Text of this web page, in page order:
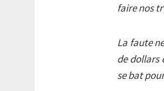
faire nos
La faute
de dollars
se bat